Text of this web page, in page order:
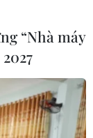
“Nhà máy